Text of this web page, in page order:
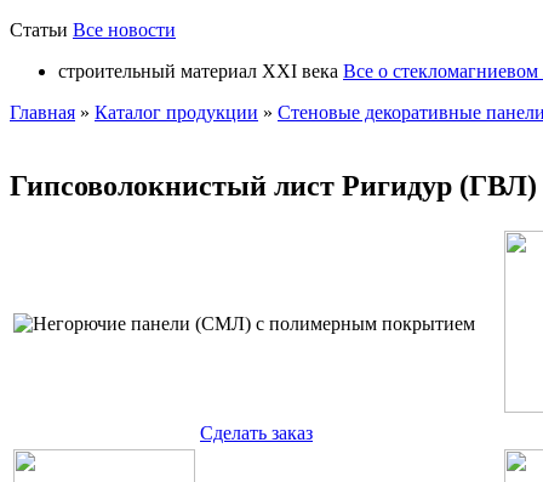
Статьи Все новости
строительный материал ХХI века Все о
Главная » Каталог продукции » Стеновые декоративные панели
Гипсоволокнистый лист Ригидур
Cделать заказ